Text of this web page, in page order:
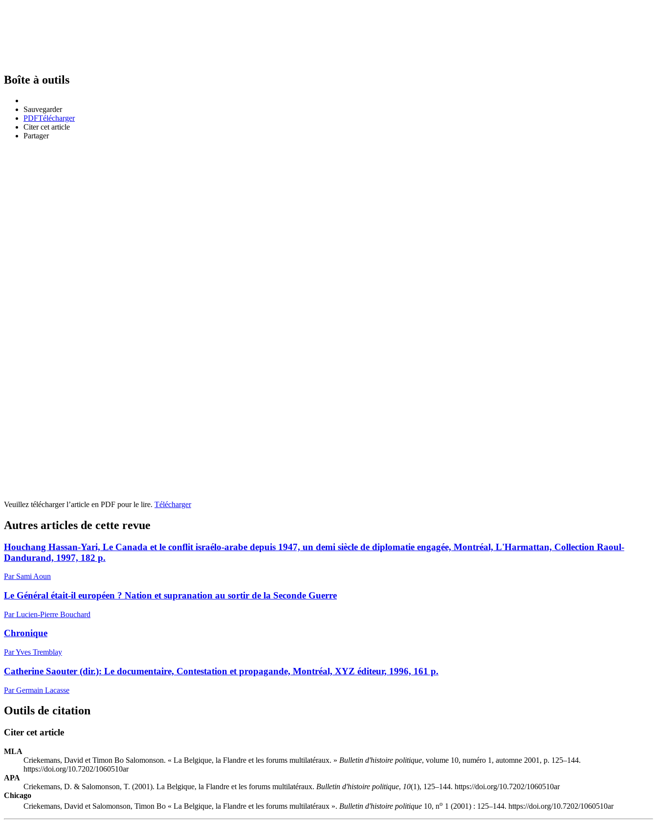
Boîte à outils
Sauvegarder
PDFTélécharger
Citer cet article
Partager
Veuillez télécharger l’article en PDF pour le lire. Télécharger
Autres articles de cette revue
Houchang Hassan-Yari, Le Canada et le conflit israélo-arabe depuis 1947, un demi siècle de diplomatie engagée, Montréal, L'Harmattan, Collection Raoul-
Dandurand, 1997, 182 p.
Par Sami Aoun
Le Général était-il européen ? Nation et supranation au sortir de la Seconde Guerre
Par Lucien-Pierre Bouchard
Chronique
Par Yves Tremblay
Catherine Saouter (dir.): Le documentaire, Contestation et propagande, Montréal, XYZ éditeur, 1996, 161 p.
Par Germain Lacasse
Outils de citation
Citer cet article
MLA
Criekemans, David et Timon Bo Salomonson. « La Belgique, la Flandre et les forums multilatéraux. » Bulletin d'histoire politique, volume 10, numéro 1, automne 2001, p. 125–144.
https://doi.org/10.7202/1060510ar
APA
Criekemans, D. & Salomonson, T. (2001). La Belgique, la Flandre et les forums multilatéraux. Bulletin d'histoire politique, 10(1), 125–144. https://doi.org/10.7202/1060510ar
Chicago
Criekemans, David et Salomonson, Timon Bo « La Belgique, la Flandre et les forums multilatéraux ». Bulletin d'histoire politique 10, no 1 (2001) : 125–144. https://doi.org/10.7202/1060510ar